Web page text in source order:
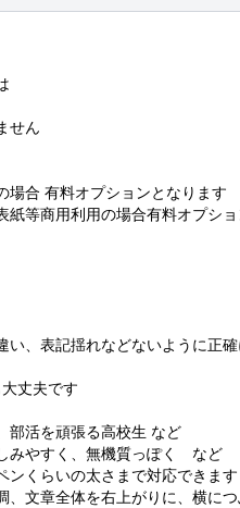
せん
場合 有料オプションとなります
紙等商用利用の場合有料オプシ
い、表記揺れなどないように正確
丈夫です
部活を頑張る高校生 など
みやすく、無機質っぽく　など
ンくらいの太さまで対応できます
、文章全体を右上がりに、横に